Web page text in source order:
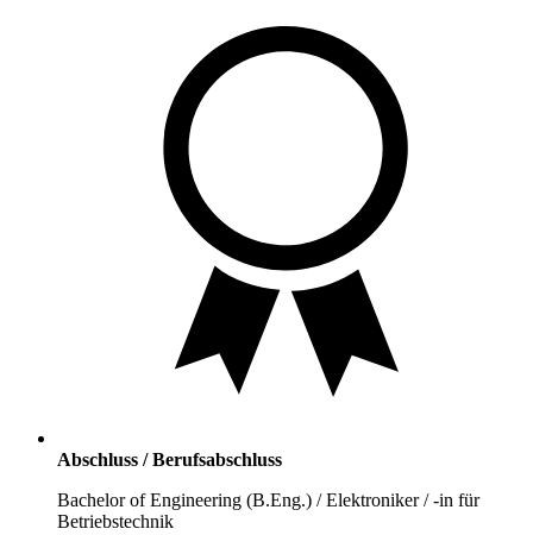
Abschluss / Berufsabschluss
Bachelor of Engineering (B.Eng.) / Elektroniker / -in für
Betriebstechnik